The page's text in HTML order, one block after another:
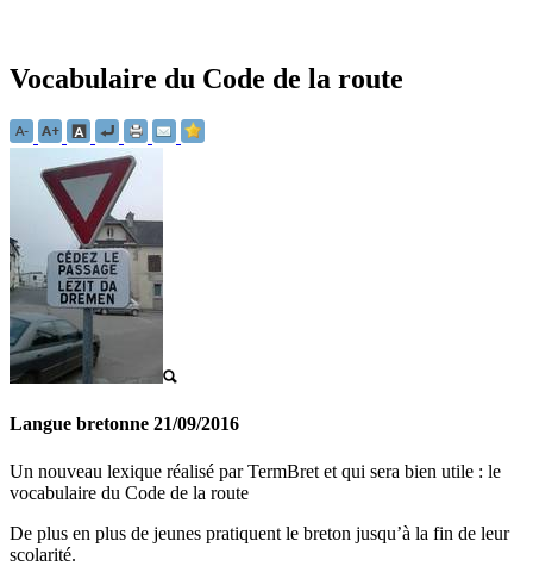
Vocabulaire du Code de la route
Langue bretonne 21/09/2016
Un nouveau lexique réalisé par TermBret et qui sera bien utile : le
vocabulaire du Code de la route
De plus en plus de jeunes pratiquent le breton jusqu’à la fin de leur
scolarité.